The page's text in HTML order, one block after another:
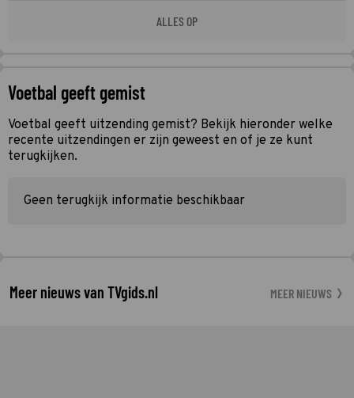
ALLES OP
Voetbal geeft gemist
Voetbal geeft uitzending gemist? Bekijk hieronder welke
recente uitzendingen er zijn geweest en of je ze kunt
terugkijken.
Geen terugkijk informatie beschikbaar
Meer nieuws van TVgids.nl MEER NIEUWS